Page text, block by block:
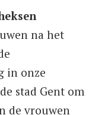
na het
in onze
stad Gent om
de vrouwen